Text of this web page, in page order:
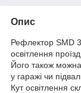
Опис
Рефлектор SMD
освітлення
Його також
у гаражі чи
Кут освітлення